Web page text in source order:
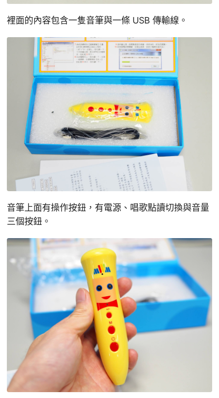
裡面的內容包含一隻音筆與一條 USB 傳輸線。
音筆上面有操作按鈕，有電源、唱歌點讀切換與音量
三個按鈕。